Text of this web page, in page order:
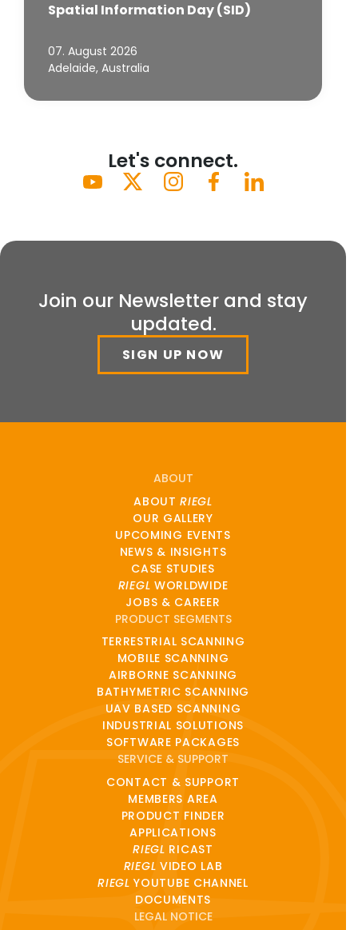
Spatial Information Day (SID)
07. August 2026
Adelaide, Australia
Let's connect.
Join our Newsletter and stay
updated.
SIGN UP NOW
ABOUT
ABOUTRIEGL
OUR GALLERY
UPCOMING EVENTS
NEWS & INSIGHTS
CASE STUDIES
RIEGL WORLDWIDE
JOBS & CAREER
PRODUCT SEGMENTS
TERRESTRIAL SCANNING
MOBILE SCANNING
AIRBORNE SCANNING
BATHYMETRIC SCANNING
UAV BASED SCANNING
INDUSTRIAL SOLUTIONS
SOFTWARE PACKAGES
SERVICE & SUPPORT
CONTACT & SUPPORT
MEMBERS AREA
PRODUCT FINDER
APPLICATIONS
RIEGL RICAST
RIEGL VIDEO LAB
RIEGL YOUTUBE CHANNEL
DOCUMENTS
LEGAL NOTICE